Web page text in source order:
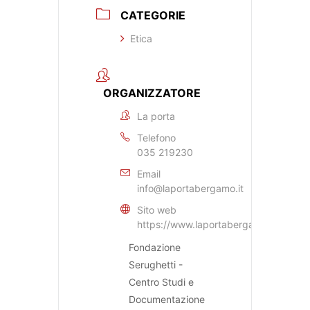
CATEGORIE
Etica
ORGANIZZATORE
La porta
Telefono
035 219230
Email
info@laportabergamo.it
Sito web
https://www.laportabergamo.it
Fondazione
Serughetti -
Centro Studi e
Documentazione